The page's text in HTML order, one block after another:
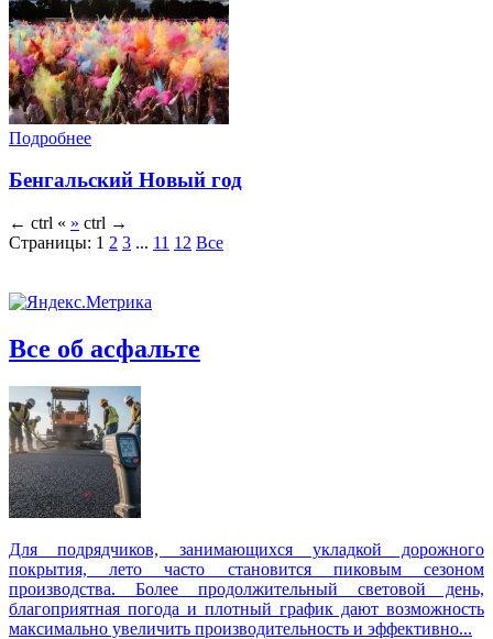
Подробнее
Бенгальский Новый год
← ctrl « » ctrl →
Страницы: 1 2 3 ... 11 12 Все
Все об асфальте
Для подрядчиков, занимающихся укладкой дорожного
покрытия, лето часто становится пиковым сезоном
производства. Более продолжительный световой день,
благоприятная погода и плотный график дают возможность
максимально увеличить производительность и эффективно...